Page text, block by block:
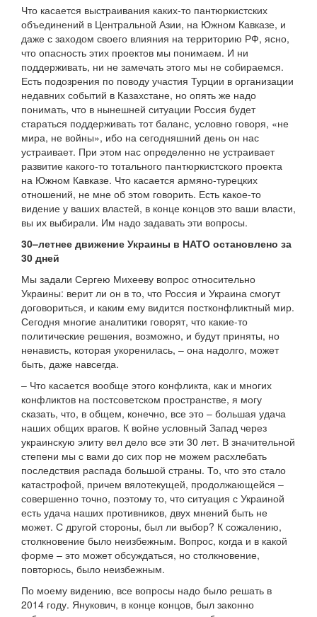
Что касается выстраивания каких-то пантюркистских
объединений в Центральной Азии, на Южном Кавказе, и
даже с заходом своего влияния на территорию РФ, ясно,
что опасность этих проектов мы понимаем. И ни
поддерживать, ни не замечать этого мы не собираемся.
Есть подозрения по поводу участия Турции в организации
недавних событий в Казахстане, но опять же надо
понимать, что в нынешней ситуации Россия будет
стараться поддерживать тот баланс, условно говоря, «не
мира, не войны», ибо на сегодняшний день он нас
устраивает. При этом нас определенно не устраивает
развитие какого-то тотального пантюркистского проекта
на Южном Кавказе. Что касается армяно-турецких
отношений, не мне об этом говорить. Есть какое-то
видение у ваших властей, в конце концов это ваши власти,
вы их выбирали. Им надо задавать эти вопросы.
30–летнее движение Украины в НАТО остановлено за
30 дней
Мы задали Сергею Михееву вопрос относительно
Украины: верит ли он в то, что Россия и Украина смогут
договориться, и каким ему видится постконфликтный мир.
Сегодня многие аналитики говорят, что какие-то
политические решения, возможно, и будут приняты, но
ненависть, которая укоренилась, – она надолго, может
быть, даже навсегда.
– Что касается вообще этого конфликта, как и многих
конфликтов на постсоветском пространстве, я могу
сказать, что, в общем, конечно, все это – большая удача
наших общих врагов. К войне условный Запад через
украинскую элиту вел дело все эти 30 лет. В значительной
степени мы с вами до сих пор не можем расхлебать
последствия распада большой страны. То, что это стало
катастрофой, причем вялотекущей, продолжающейся –
совершенно точно, поэтому то, что ситуация с Украиной
есть удача наших противников, двух мнений быть не
может. С другой стороны, был ли выбор? К сожалению,
столкновение было неизбежным. Вопрос, когда и в какой
форме – это может обсуждаться, но столкновение,
повторюсь, было неизбежным.
По моему видению, все вопросы надо было решать в
2014 году. Янукович, в конце концов, был законно